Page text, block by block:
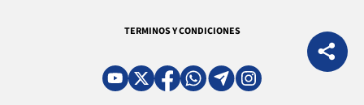
TERMINOS Y CONDICIONES